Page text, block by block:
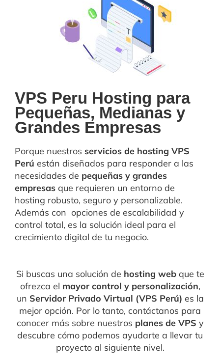
VPS Peru Hosting para
Pequeñas, Medianas y
Grandes Empresas
Porque nuestros servicios de hosting VPS
Perú están diseñados para responder a las
necesidades de pequeñas y grandes
empresas que requieren un entorno de
hosting robusto, seguro y personalizable.
Además con opciones de escalabilidad y
control total, es la solución ideal para el
crecimiento digital de tu negocio.
Si buscas una solución de hosting webque te
ofrezca el mayor control y personalización,
un Servidor Privado Virtual (VPS Perú) es la
mejor opción. Por lo tanto, contáctanos para
conocer más sobre nuestros planes de VPS y
descubre cómo podemos ayudarte a llevar tu
proyecto al siguiente nivel.